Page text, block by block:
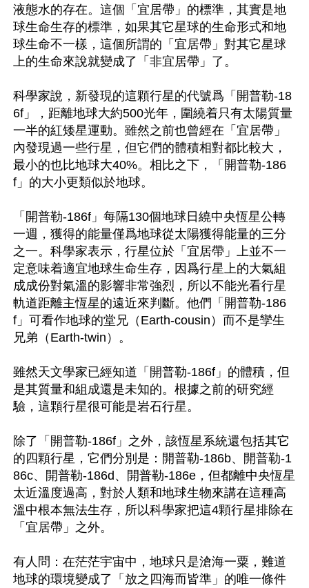
液態水的存在。這個「宜居帶」的標準，其實是地
球生命生存的標準，如果其它星球的生命形式和地
球生命不一樣，這個所謂的「宜居帶」對其它星球
上的生命來說就變成了「非宜居帶」了。
科學家說，新發現的這顆行星的代號爲「開普勒-18
6f」，距離地球大約500光年，圍繞着只有太陽質量
一半的紅矮星運動。雖然之前也曾經在「宜居帶」
內發現過一些行星，但它們的體積相對都比較大，
最小的也比地球大40%。相比之下，「開普勒-186
f」的大小更類似於地球。
「開普勒-186f」每隔130個地球日繞中央恆星公轉
一週，獲得的能量僅爲地球從太陽獲得能量的三分
之一。科學家表示，行星位於「宜居帶」上並不一
定意味着適宜地球生命生存，因爲行星上的大氣組
成成份對氣溫的影響非常強烈，所以不能光看行星
軌道距離主恆星的遠近來判斷。他們「開普勒-186
f」可看作地球的堂兄（Earth-cousin）而不是孿生
兄弟（Earth-twin）。
雖然天文學家已經知道「開普勒-186f」的體積，但
是其質量和組成還是未知的。根據之前的研究經
驗，這顆行星很可能是岩石行星。
除了「開普勒-186f」之外，該恆星系統還包括其它
的四顆行星，它們分別是：開普勒-186b、開普勒-1
86c、開普勒-186d、開普勒-186e，但都離中央恆星
太近溫度過高，對於人類和地球生物來講在這種高
溫中根本無法生存，所以科學家把這4顆行星排除在
「宜居帶」之外。
有人問：在茫茫宇宙中，地球只是滄海一粟，難道
地球的環境變成了「放之四海而皆準」的唯一條件